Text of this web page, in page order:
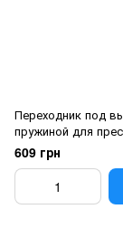
Переходник под
пружиной для
609 грн